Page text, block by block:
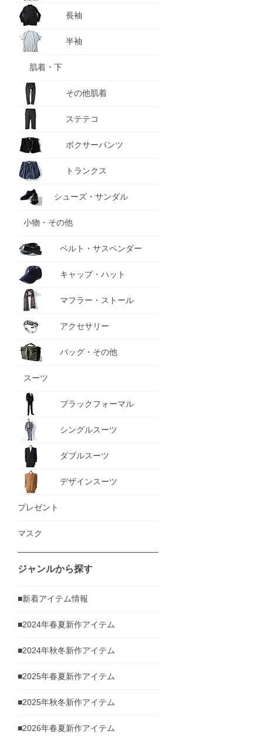
長袖
半袖
肌着・下
その他肌着
ステテコ
ボクサーパンツ
トランクス
シューズ・サンダル
小物・その他
ベルト・サスペンダー
キャップ・ハット
マフラー・ストール
アクセサリー
バッグ・その他
スーツ
ブラックフォーマル
シングルスーツ
ダブルスーツ
デザインスーツ
プレゼント
マスク
ジャンルから探す
■新着アイテム情報
■2024年春夏新作アイテム
■2024年秋冬新作アイテム
■2025年春夏新作アイテム
■2025年秋冬新作アイテム
■2026年春夏新作アイテム